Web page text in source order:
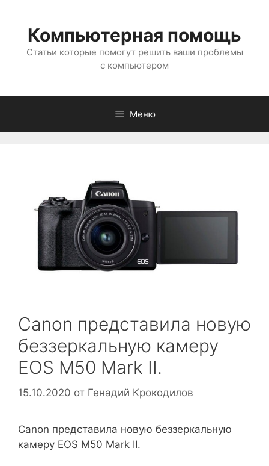
содержимому
Компьютерная помощь
Статьи которые помогут решить ваши проблемы
с компьютером
Меню
Canon представила новую
беззеркальную камеру
EOS M50 Mark II.
15.10.2020 от Генадий Крокодилов
Canon представила новую беззеркальную
камеру EOS M50 Mark II.